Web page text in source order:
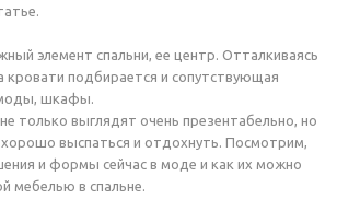
элемент спальни, ее центр. Отталкиваясь
подбирается и сопутствующая
шкафы.
только выглядят очень презентабельно, но
выспаться и отдохнуть. Посмотрим,
и формы сейчас в моде и как их можно
мебелью в спальне.